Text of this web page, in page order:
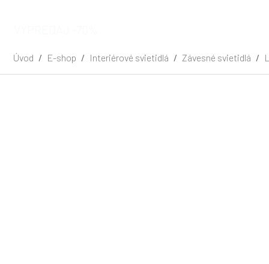
Úvod E-shop Interiérové svietidlá Závesné svietidlá